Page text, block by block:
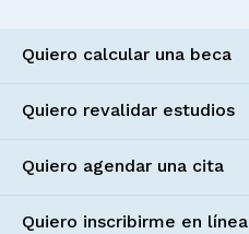
Quiero calcular una beca
Quiero revalidar estudios
Quiero agendar una cita
Quiero inscribirme en línea